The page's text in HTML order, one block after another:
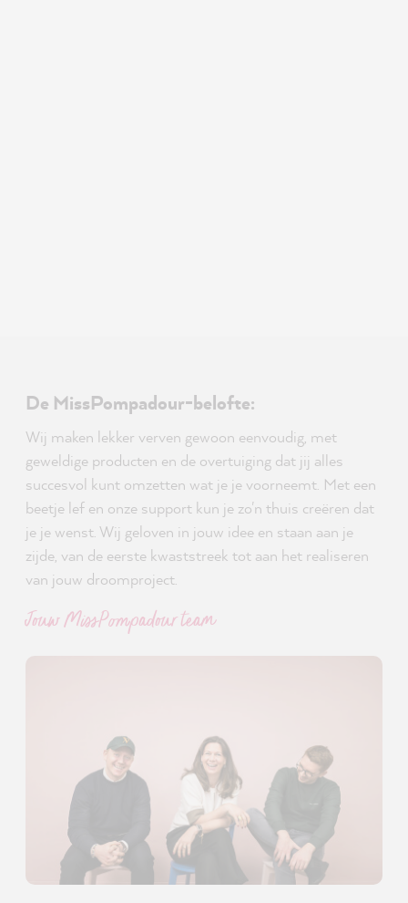
De MissPompadour-belofte:
Wij maken lekker verven gewoon eenvoudig, met
geweldige producten en de overtuiging dat jij alles
succesvol kunt omzetten wat je je voorneemt. Met een
beetje lef en onze support kun je zo'n thuis creëren dat
je je wenst. Wij geloven in jouw idee en staan aan je
zijde, van de eerste kwaststreek tot aan het realiseren
van jouw droomproject.
Jouw MissPompadour team